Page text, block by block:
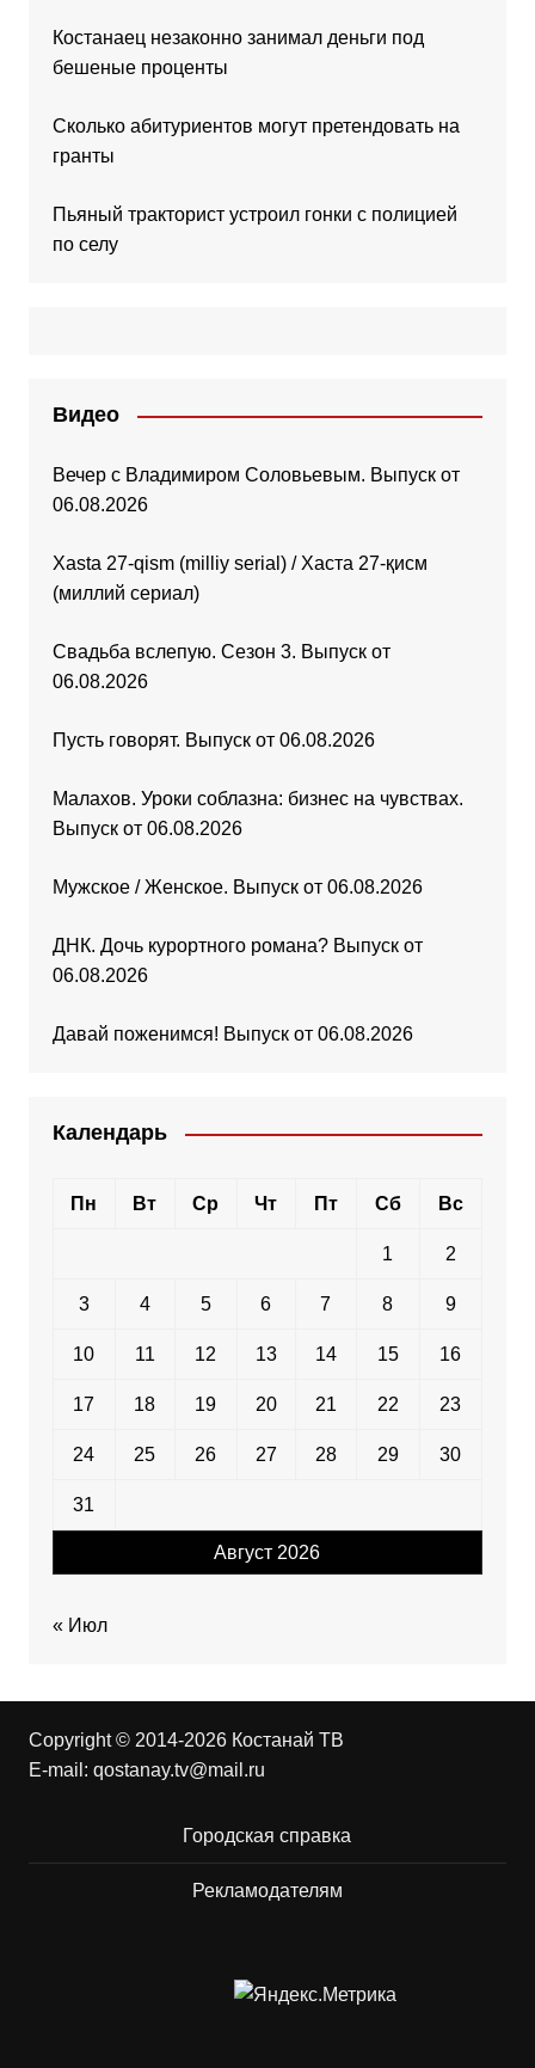
Костанаец незаконно занимал деньги под
бешеные проценты
Сколько абитуриентов могут претендовать на
гранты
Пьяный тракторист устроил гонки с полицией
по селу
Видео
Вечер с Владимиром Соловьевым. Выпуск от
06.08.2026
Xasta 27-qism (milliy serial) / Хаста 27-қисм
(миллий сериал)
Свадьба вслепую. Сезон 3. Выпуск от
06.08.2026
Пусть говорят. Выпуск от 06.08.2026
Малахов. Уроки соблазна: бизнес на чувствах.
Выпуск от 06.08.2026
Мужское / Женское. Выпуск от 06.08.2026
ДНК. Дочь курортного романа? Выпуск от
06.08.2026
Давай поженимся! Выпуск от 06.08.2026
Календарь
Август 2026
Пн Вт Ср Чт Пт Сб Вс
1 2
3 4 5 6 7 8 9
10 11 12 13 14 15 16
17 18 19 20 21 22 23
24 25 26 27 28 29 30
31
« Июл
Copyright © 2014-2026 Костанай ТВ
E-mail: qostanay.tv@mail.ru
Городская справка
Рекламодателям